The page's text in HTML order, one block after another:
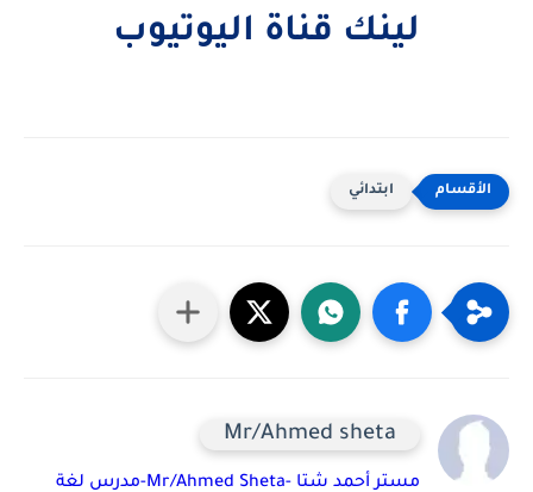
لينك قناة اليوتيوب
ابتدائي
Mr/Ahmed sheta
مستر أحمد شتا -Mr/Ahmed Sheta-مدرس لغة